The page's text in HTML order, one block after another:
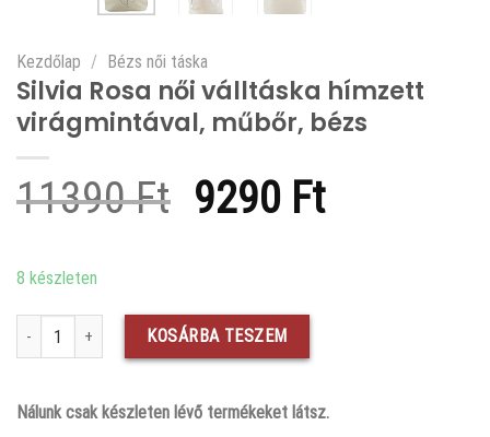
Kezdőlap / Bézs női táska
Silvia Rosa női válltáska hímzett
virágmintával, műbőr, bézs
11390Ft Original
11390 Ft.
9290 FtCurrent
8 készleten
Silvia Rosa női válltáska hímzett virágmintával, műbőr, bézs mennyiség
KOSÁRBA TESZEM
Nálunk csak készleten lévő termékeket látsz.